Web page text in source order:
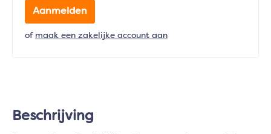
Aanmelden
of maak een zakelijke account aan
Beschrijving